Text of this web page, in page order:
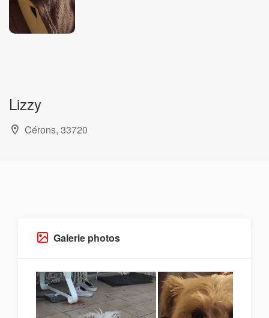
Lizzy
Cérons, 33720
Galerie photos